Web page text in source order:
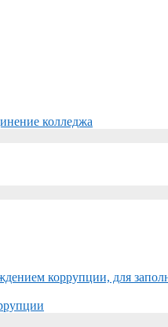
колледжа
коррупции, для